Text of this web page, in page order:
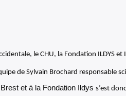
le CHU, la Fondation
de Sylvain Brochard responsable
et à la Fondation Ildyss’est